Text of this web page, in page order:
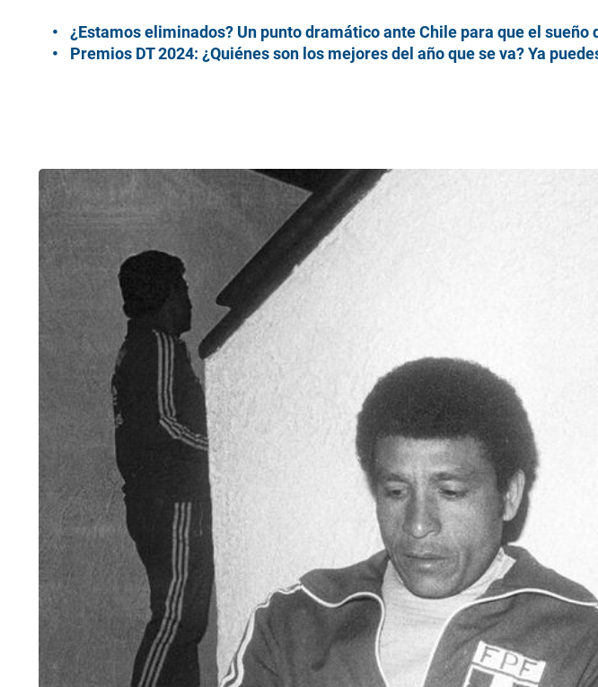
¿Estamos eliminados? Un punto dramático ante Chile para que el sueño
Premios DT 2024: ¿Quiénes son los mejores del año que se va? Ya